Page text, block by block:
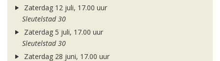
Zaterdag 12 juli, 17.00 uur
Sleutelstad 30
Zaterdag 5 juli, 17.00 uur
Sleutelstad 30
Zaterdag 28 juni, 17.00 uur